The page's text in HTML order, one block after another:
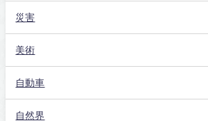
災害
美術
自動車
自然界